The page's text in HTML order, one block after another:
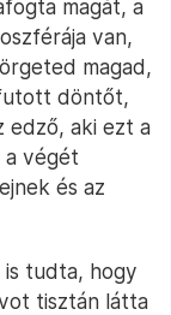
magát, a
van,
magad,
döntőt,
edző, aki ezt a
a végét
és az
is tudta, hogy
tisztán látta